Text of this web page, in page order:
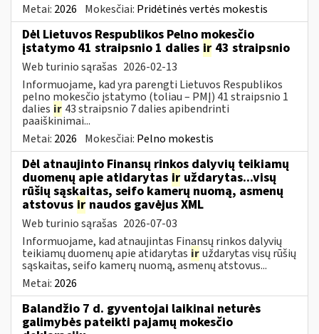
Metai: 2026 Mokesčiai: Pridėtinės vertės mokestis
Dėl Lietuvos Respublikos Pelno mokesčio
įstatymo 41 straipsnio 1 dalies ir 43 straipsnio
Web turinio sąrašas 2026-02-13
Informuojame, kad yra parengti Lietuvos Respublikos
pelno mokesčio įstatymo (toliau – PMĮ) 41 straipsnio 1
dalies ir 43 straipsnio 7 dalies apibendrinti
paaiškinimai...
Metai: 2026 Mokesčiai: Pelno mokestis
Dėl atnaujinto Finansų rinkos dalyvių teikiamų
duomenų apie atidarytas ir uždarytas...visų
rūšių sąskaitas, seifo kamerų nuomą, asmenų
atstovus ir naudos gavėjus XML
Web turinio sąrašas 2026-07-03
Informuojame, kad atnaujintas Finansų rinkos dalyvių
teikiamų duomenų apie atidarytas iruždarytas visų rūšių
sąskaitas, seifo kamerų nuomą, asmenų atstovus...
Metai: 2026
Balandžio 7 d. gyventojai laikinai neturės
galimybės pateikti pajamų mokesčio